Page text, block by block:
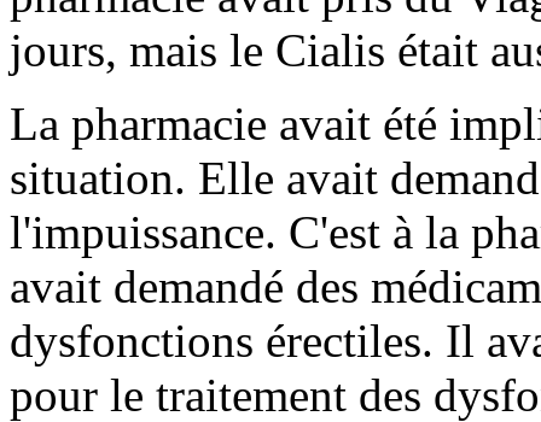
jours, mais le Cialis était
La pharmacie avait été
situation. Elle avait
l'impuissance. C'est à la
avait demandé des
dysfonctions érectiles. Il
pour le traitement des